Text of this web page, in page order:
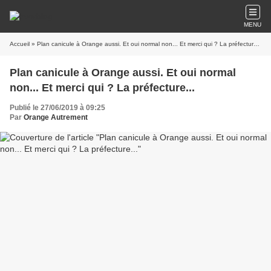
MENU
Accueil » Plan canicule à Orange aussi. Et oui normal non... Et merci qui ? La préfecture...
Plan canicule à Orange aussi. Et oui normal
non... Et merci qui ? La préfecture...
Publié le 27/06/2019 à 09:25
Par Orange Autrement